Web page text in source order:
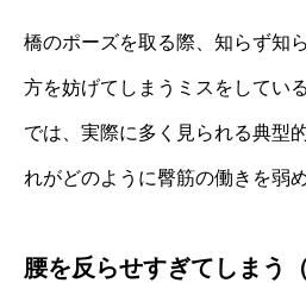
橋のポーズを取る際、知らず知
方を妨げてしまうミスをしてい
では、実際に多く見られる典型
れがどのように臀筋の働きを弱
腰を反らせすぎてしまう